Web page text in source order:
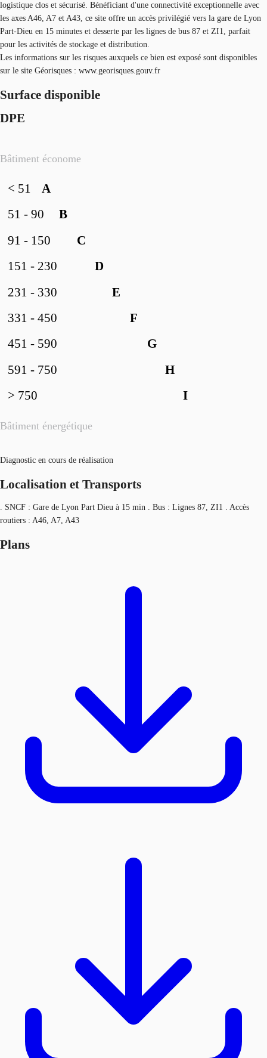
logistique clos et sécurisé. Bénéficiant d'une connectivité exceptionnelle avec
les axes A46, A7 et A43, ce site offre un accès privilégié vers la gare de Lyon
Part-Dieu en 15 minutes et desserte par les lignes de bus 87 et ZI1, parfait
pour les activités de stockage et distribution.
Les informations sur les risques auxquels ce bien est exposé sont disponibles
sur le site Géorisques : www.georisques.gouv.fr
Surface disponible
DPE
Bâtiment économe
Bâtiment énergétique
A
< 51
B
51 - 90
C
91 - 150
D
151 - 230
E
231 - 330
F
331 - 450
G
451 - 590
H
591 - 750
I
> 750
Diagnostic en cours de réalisation
Localisation et Transports
. SNCF : Gare de Lyon Part Dieu à 15 min . Bus : Lignes 87, ZI1 . Accès
routiers : A46, A7, A43
Plans